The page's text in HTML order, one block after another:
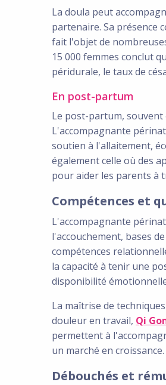
La doula peut
partenaire. Sa présence
fait l'objet de
15 000 femmes conclut
péridurale, le taux de
En post-partum
Le post-partum, souvent
L'accompagnante
soutien à l'allaitement,
également celle où des
pour aider les parents à
Compétences et
L'accompagnante
l'accouchement, bases
compétences
la capacité à tenir une
disponibilité
La maîtrise de
douleur en travail, Qi
permettent à
un marché en croissance.
Débouchés et